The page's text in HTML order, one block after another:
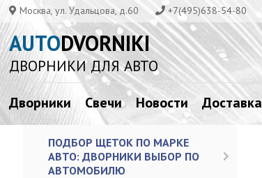
Москва, ул. Удальцова, д.60 +7(495)638-54-80
AUTODVORNIKI
ДВОРНИКИ ДЛЯ АВТО
Дворники Свечи Новости Доставка
ПОДБОР ЩЕТОК ПО МАРКЕ
АВТО: ДВОРНИКИ ВЫБОР ПО
АВТОМОБИЛЮ